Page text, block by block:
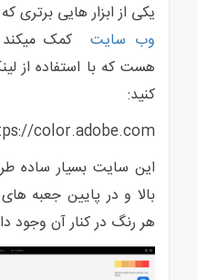
یکی از ابزار هایی برتری
وب سایت
هست که با استفاده از
کنید:
color.adobe.com
این سایت بسیار ساده
بالا و در پایین جعبه
هر رنگ در کنار آن وجود